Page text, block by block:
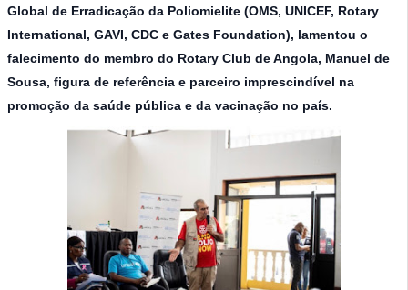
Global de Erradicação da Poliomielite (OMS, UNICEF, Rotary
International, GAVI, CDC e Gates Foundation), lamentou o
falecimento do membro do Rotary Club de Angola, Manuel de
Sousa, figura de referência e parceiro imprescindível na
promoção da saúde pública e da vacinação no país.